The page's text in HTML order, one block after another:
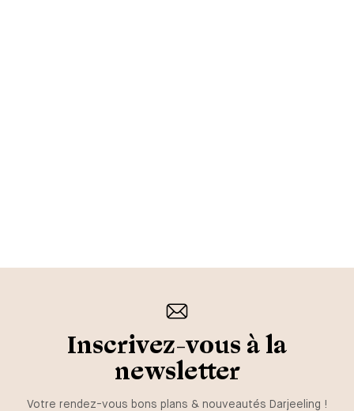
Inscrivez-vous à la
newsletter
Votre rendez-vous bons plans & nouveautés Darjeeling !